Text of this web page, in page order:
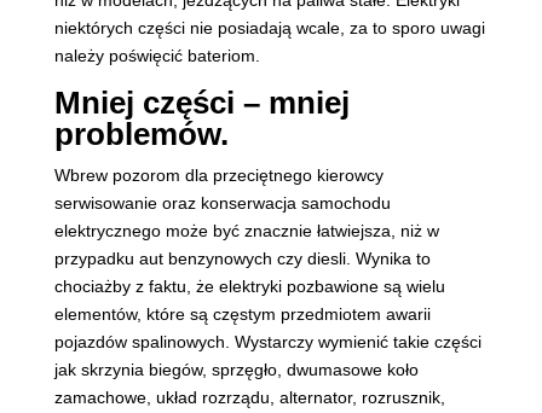
niektórych części nie posiadają wcale, za to sporo uwagi
należy poświęcić bateriom.
Mniej części – mniej
problemów.
Wbrew pozorom dla przeciętnego kierowcy
serwisowanie oraz konserwacja samochodu
elektrycznego może być znacznie łatwiejsza, niż w
przypadku aut benzynowych czy diesli. Wynika to
chociażby z faktu, że elektryki pozbawione są wielu
elementów, które są częstym przedmiotem awarii
pojazdów spalinowych. Wystarczy wymienić takie części
jak skrzynia biegów, sprzęgło, dwumasowe koło
zamachowe, układ rozrządu, alternator, rozrusznik,